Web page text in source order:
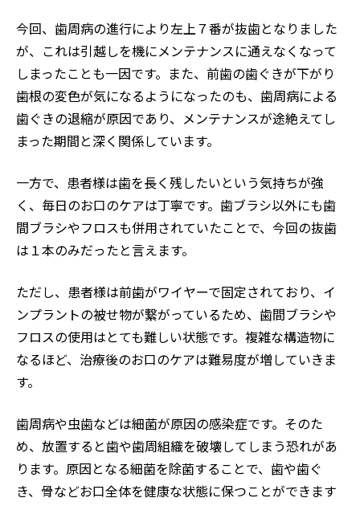
今回、歯周病の進行により左上７番が抜歯となりました
が、これは引越しを機にメンテナンスに通えなくなって
しまったことも一因です。また、前歯の歯ぐきが下がり
歯根の変色が気になるようになったのも、歯周病による
歯ぐきの退縮が原因であり、メンテナンスが途絶えてし
まった期間と深く関係しています。
一方で、患者様は歯を長く残したいという気持ちが強
く、毎日のお口のケアは丁寧です。歯ブラシ以外にも歯
間ブラシやフロスも併用されていたことで、今回の抜歯
は１本のみだったと言えます。
ただし、患者様は前歯がワイヤーで固定されており、イ
ンプラントの被せ物が繋がっているため、歯間ブラシや
フロスの使用はとても難しい状態です。複雑な構造物に
なるほど、治療後のお口のケアは難易度が増していきま
す。
歯周病や虫歯などは細菌が原因の感染症です。そのた
め、放置すると歯や歯周組織を破壊してしまう恐れがあ
ります。原因となる細菌を除菌することで、歯や歯ぐ
き、骨などお口全体を健康な状態に保つことができます